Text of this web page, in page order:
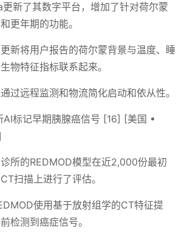
更新了其数字平台，增加了针对荷尔蒙
更年期的功能。
新将用户报告的荷尔蒙背景与温度、睡
物特征指标联系起来。
过远程监测和物流简化启动和依从性。
AI标记早期胰腺癌信号 [16] [美国 •
所的REDMOD模型在近2,000份最初
扫描上进行了评估。
使用基于放射组学的CT特征提
检测到癌症信号。